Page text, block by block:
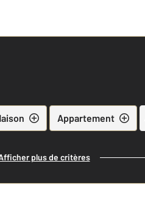
Appartement
plus de critères